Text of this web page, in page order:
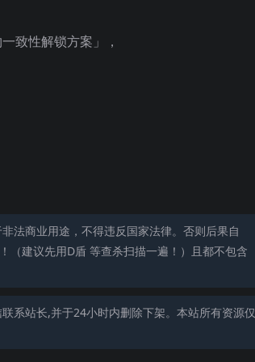
致性解锁方案」，
法商业用途，不得违反国家法律。否则后果自
（建议先用D盾 等查杀扫描一遍！）且都不包含
系站长,并于24小时内删除下架。本站所有资源仅